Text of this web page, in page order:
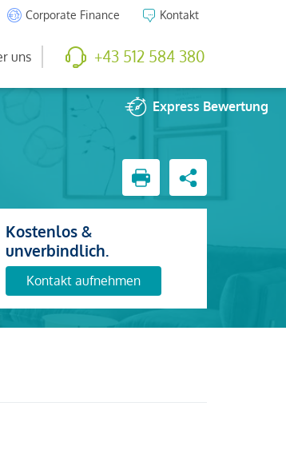
Corporate Finance Kontakt
uns +43 512 584 380
Express Bewertung
Kostenlos &
unverbindlich.
Kontakt aufnehmen